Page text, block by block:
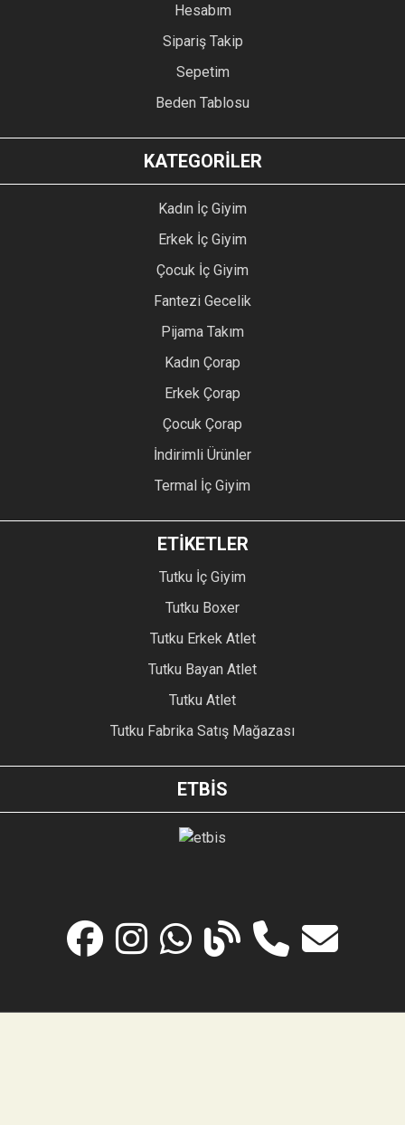
Hesabım
Sipariş Takip
Sepetim
Beden Tablosu
KATEGORİLER
Kadın İç Giyim
Erkek İç Giyim
Çocuk İç Giyim
Fantezi Gecelik
Pijama Takım
Kadın Çorap
Erkek Çorap
Çocuk Çorap
İndirimli Ürünler
Termal İç Giyim
ETİKETLER
Tutku İç Giyim
Tutku Boxer
Tutku Erkek Atlet
Tutku Bayan Atlet
Tutku Atlet
Tutku Fabrika Satış Mağazası
ETBİS